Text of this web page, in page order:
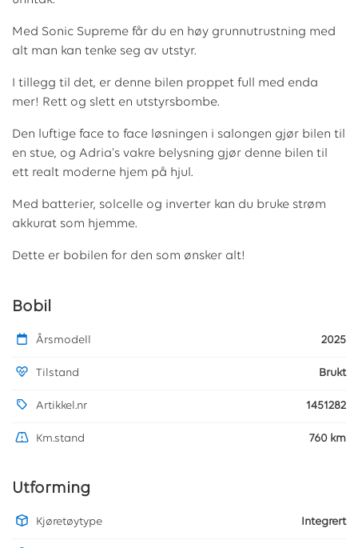
Med Sonic Supreme får du en høy grunnutrustning med
alt man kan tenke seg av utstyr.
I tillegg til det, er denne bilen proppet full med enda
mer! Rett og slett en utstyrsbombe.
Den luftige face to face løsningen i salongen gjør bilen til
en stue, og Adria's vakre belysning gjør denne bilen til
ett realt moderne hjem på hjul.
Med batterier, solcelle og inverter kan du bruke strøm
akkurat som hjemme.
Dette er bobilen for den som ønsker alt!
Bobil
Årsmodell 2025
Tilstand Brukt
Artikkel.nr 1451282
Km.stand 760 km
Utforming
Kjøretøytype Integrert